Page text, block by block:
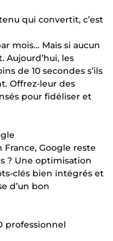
qui convertit, c’est
mois… Mais si aucun
Aujourd’hui, les
de 10 secondes s’ils
Offrez-leur des
pour fidéliser et
Google reste
? Une optimisation
clés bien intégrés et
d’un bon
professionnel